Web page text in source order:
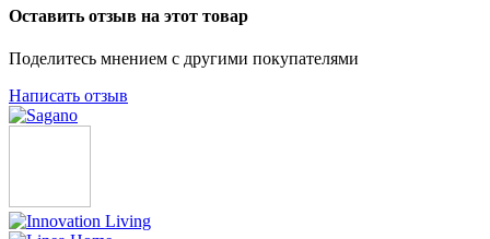
Оставить отзыв на этот товар
Поделитесь мнением с другими покупателями
Написать отзыв